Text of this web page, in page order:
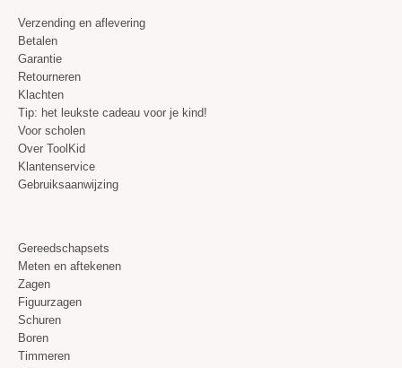
Verzending en aflevering
Betalen
Garantie
Retourneren
Klachten
Tip: het leukste cadeau voor je kind!
Voor scholen
Over ToolKid
Klantenservice
Gebruiksaanwijzing
Gereedschapsets
Meten en aftekenen
Zagen
Figuurzagen
Schuren
Boren
Timmeren